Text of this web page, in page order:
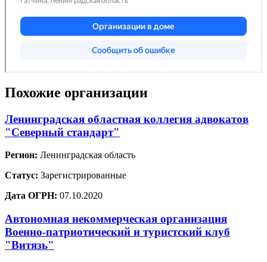
Похожие организации
Ленинградская областная коллегия адвокатов
"Северный стандарт"
Регион: Ленинградская область
Статус: Зарегистрированные
Дата ОГРН: 07.10.2020
Автономная некоммерческая организация
Военно-патриотический и туристский клуб
"Витязь"